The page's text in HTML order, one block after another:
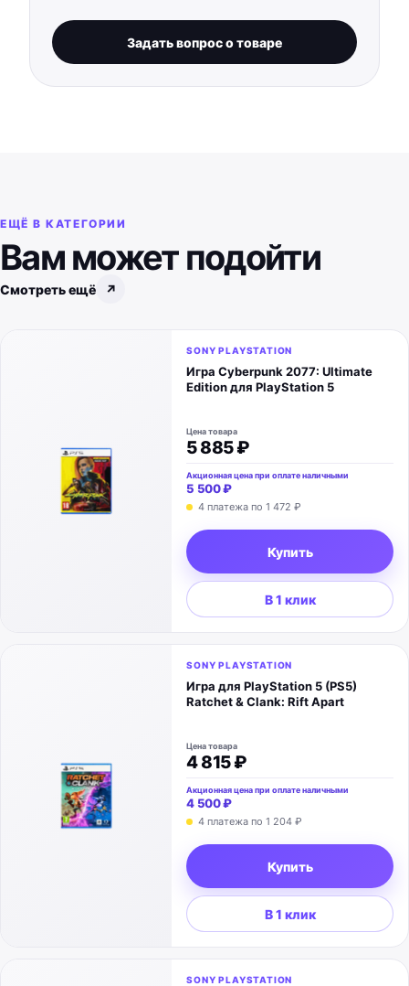
Задать вопрос о товаре
ЕЩЁ В КАТЕГОРИИ
Вам может подойти
Смотреть ещё ↗
SONY PLAYSTATION
Игра Cyberpunk 2077: Ultimate
Edition для PlayStation 5
Цена товара
5 885 ₽
Акционная цена при оплате наличными
5 500 ₽
4 платежа по1 472 ₽
Купить
В 1 клик
SONY PLAYSTATION
Игра для PlayStation 5 (PS5)
Ratchet & Clank: Rift Apart
Цена товара
4 815 ₽
Акционная цена при оплате наличными
4 500 ₽
4 платежа по1 204 ₽
Купить
В 1 клик
SONY PLAYSTATION